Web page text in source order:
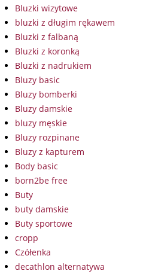
Bluzki wizytowe
bluzki z długim rękawem
Bluzki z falbaną
Bluzki z koronką
Bluzki z nadrukiem
Bluzy basic
Bluzy bomberki
Bluzy damskie
bluzy męskie
Bluzy rozpinane
Bluzy z kapturem
Body basic
born2be free
Buty
buty damskie
Buty sportowe
cropp
Czółenka
decathlon alternatywa